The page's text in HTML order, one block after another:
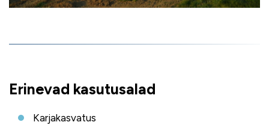
Erinevad kasutusalad
Karjakasvatus